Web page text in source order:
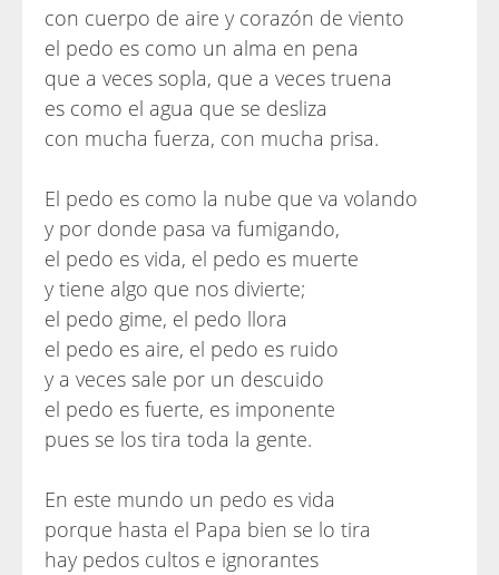
con cuerpo de aire y corazón de viento
el pedo es como un alma en pena
que a veces sopla, que a veces truena
es como el agua que se desliza
con mucha fuerza, con mucha prisa.
El pedo es como la nube que va volando
y por donde pasa va fumigando,
el pedo es vida, el pedo es muerte
y tiene algo que nos divierte;
el pedo gime, el pedo llora
el pedo es aire, el pedo es ruido
y a veces sale por un descuido
el pedo es fuerte, es imponente
pues se los tira toda la gente.
En este mundo un pedo es vida
porque hasta el Papa bien se lo tira
hay pedos cultos e ignorantes